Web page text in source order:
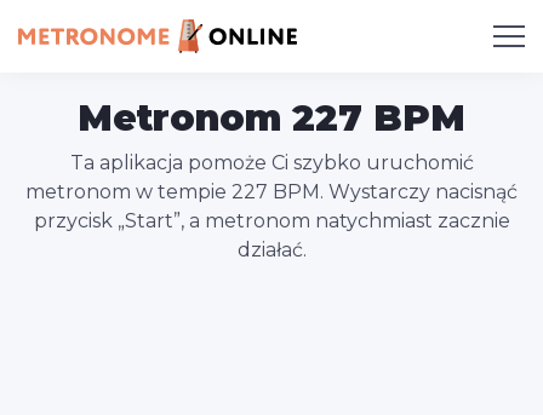
Metronom 227 BPM
Ta aplikacja pomoże Ci szybko uruchomić
metronom w tempie 227 BPM. Wystarczy nacisnąć
przycisk „Start”, a metronom natychmiast zacznie
działać.